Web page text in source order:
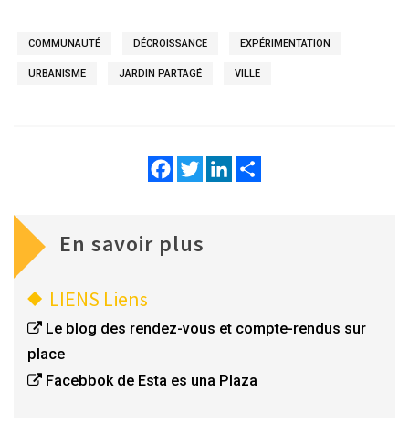
COMMUNAUTÉ DÉCROISSANCE EXPÉRIMENTATION
URBANISME JARDIN PARTAGÉ VILLE
FacebookTwitterLinkedIn
En savoir plus
LIENS Liens
Le blog des rendez-vous et compte-rendus sur
place
Facebbok de Esta es una Plaza